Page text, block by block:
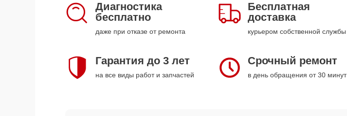
Диагностика
бесплатно
даже при отказе от ремонта
Бесплатная
доставка
курьером собственной службы
Гарантия до 3 лет
на все виды работ и запчастей
Срочный ремонт
в день обращения от 30 минут